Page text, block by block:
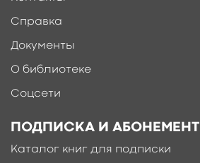
Справка
Документы
О библиотеке
Соцсети
ПОДПИСКА И АБОНЕМЕНТ
Каталог книг для подписки